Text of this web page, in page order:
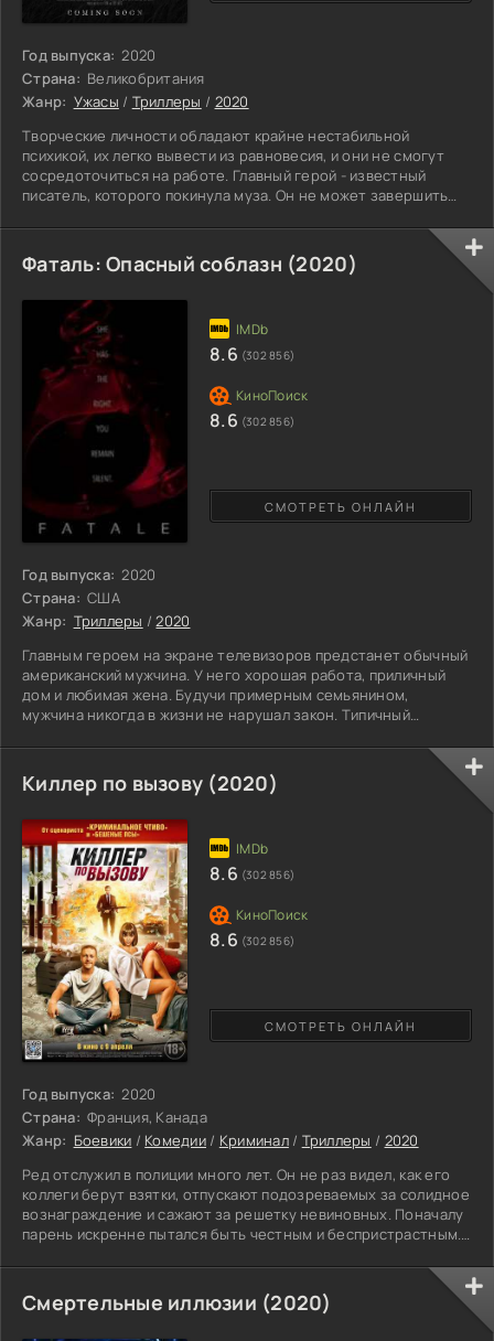
Год выпуска: 2020
Страна: Великобритания
Жанр: Ужасы / Триллеры / 2020
Творческие личности обладают крайне нестабильной
психикой, их легко вывести из равновесия, и они не смогут
сосредоточиться на работе. Главный герой - известный
писатель, которого покинула муза. Он не может завершить
редактор и искушенная публика. Он привык радовать
многочисленных фанатов, но, к сожалению, вдохновение
оставило его. Писатель отправляется в шотландский замок, в
он берет
Фаталь: Опасный соблазн (2020)
Год выпуска: 2020
Страна: США
Жанр: Триллеры /2020
Главным героем на экране телевизоров предстанет обычный
американский мужчина. У него хорошая работа, приличный
дом и любимая жена. Будучи примерным семьянином,
мужчина никогда в жизни не нарушал закон. Типичный
массой занятых граждан. По крайней мере так было, пока
герой не решил разнообразить жизнь. Однажды работник
осознает, что его идеальному быту не хватает острых
единственную ночь в
СМОТРЕТЬ ОНЛАЙН
8.6 (302 856)
8.6 (302 856)
Киллер по вызову (2020)
Год выпуска: 2020
Страна: Франция, Канада
Жанр: Боевики / Комедии / Криминал/ Триллеры / 2020
Ред отслужил в полиции много лет. Он не раз видел, как его
коллеги берут взятки, отпускают подозреваемых за солидное
вознаграждение и сажают за решетку невиновных. Поначалу
парень искренне пытался быть честным и беспристрастным.
пересмотреть свои взгляды на жизнь. Офицер научился
хитроумному мастерству взломщика и стал принимать
участие в ограблениях, открывая сейфы и замки. Однажды он
СМОТРЕТЬ ОНЛАЙН
8.6 (302 856)
8.6 (302 856)
Смертельные иллюзии (2020)